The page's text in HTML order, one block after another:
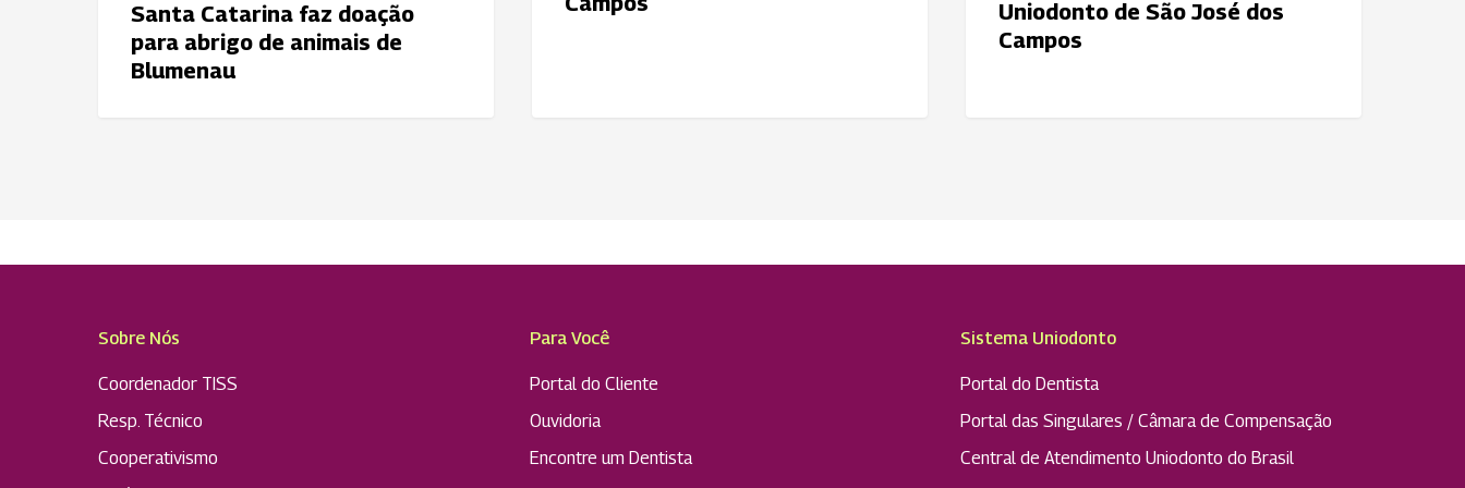
Blumenau
Santa Catarina faz doação
para abrigo de animais de
Blumenau
Campos
Uniodonto de São José dos
Campos
Sobre Nós
Coordenador TISS
Resp. Técnico
Cooperativismo
Para Você
Portal do Cliente
Ouvidoria
Encontre um Dentista
Sistema Uniodonto
Portal do Dentista
Portal das Singulares / Câmara de Compensação
Central de Atendimento Uniodonto do Brasil